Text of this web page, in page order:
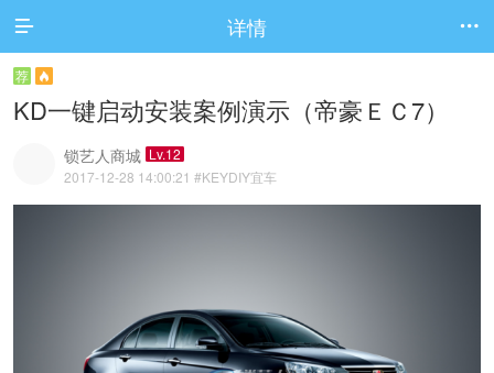
 详情 
荐 
KD一键启动安装案例演示（帝豪ＥＣ7）
锁艺人商城 Lv.12
2017-12-28 14:00:21 #KEYDIY宜车